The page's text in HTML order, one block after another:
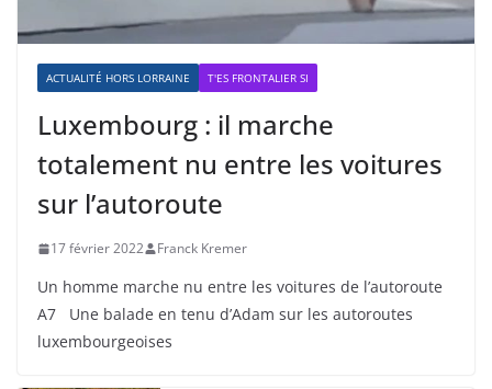
ACTUALITÉ HORS LORRAINE T'ES FRONTALIER SI
Luxembourg : il marche
totalement nu entre les voitures
sur l’autoroute
17 février 2022 Franck Kremer
Un homme marche nu entre les voitures de l’autoroute
A7 Une balade en tenu d’Adam sur les autoroutes
luxembourgeoises